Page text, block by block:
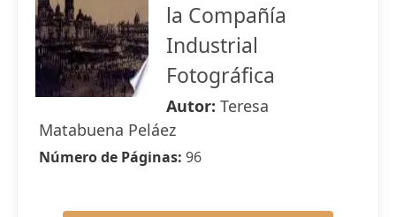
la Compañía
Industrial
Fotográfica
Autor: Teresa
Matabuena Peláez
Número de Páginas: 96